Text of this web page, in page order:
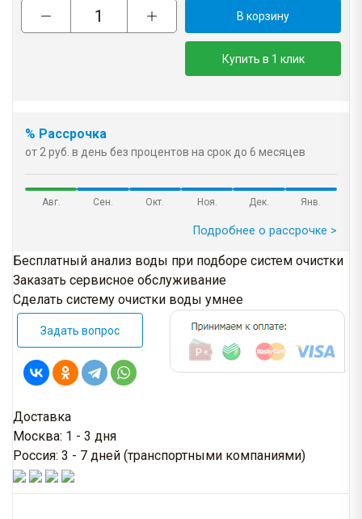
В корзину
Купить в 1 клик
% Рассрочка
от 2 руб. в день без процентов на срок до 6 месяцев
Авг. Сен. Окт. Ноя. Дек. Янв.
Подробнее о рассрочке >
Бесплатный анализ воды при подборе систем очистки
Заказать сервисное обслуживание
Сделать систему очистки воды умнее
Задать вопрос
Доставка
Москва: 1 - 3 дня
Россия: 3 - 7 дней (транспортными компаниями)